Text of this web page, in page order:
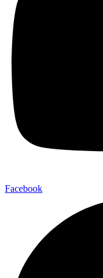
Facebook